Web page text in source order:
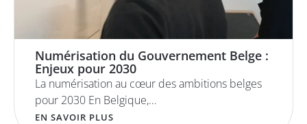
Numérisation du Gouvernement Belge :
Enjeux pour 2030
La numérisation au cœur des ambitions belges
pour 2030 En Belgique,…
EN SAVOIR PLUS